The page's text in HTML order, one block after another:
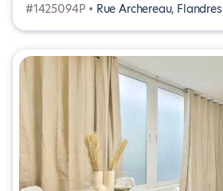
#1425094P • Rue Archereau, Flandres